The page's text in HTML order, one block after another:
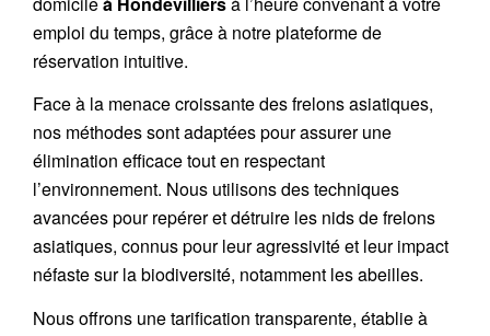
emploi du temps, grâce à notre plateforme de
réservation intuitive.
Face à la menace croissante des frelons asiatiques,
nos méthodes sont adaptées pour assurer une
élimination efficace tout en respectant
l’environnement. Nous utilisons des techniques
avancées pour repérer et détruire les nids de frelons
asiatiques, connus pour leur agressivité et leur impact
néfaste sur la biodiversité, notamment les abeilles.
Nous offrons une tarification transparente, établie à